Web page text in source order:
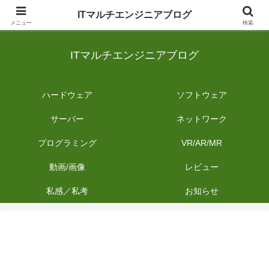
日常のIT業務を備忘録として発信。商品レビューやDIYの作業内容も投稿しま
ITマルチエンジニアブログ
ハードウェア ソフトウェア
サーバー ネットワーク
プログラミング VR/AR/MR
動画/画像 レビュー
私感／私考 お知らせ
メニュー
ITマルチエンジニアブログ
検索